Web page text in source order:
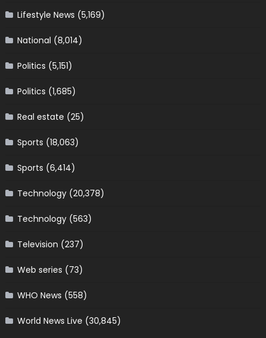
Lifestyle News (5,169)
National (8,014)
Politics (5,151)
Politics (1,685)
Real estate (25)
Sports (18,063)
Sports (6,414)
Technology(20,378)
Technology(563)
Television (237)
Web series (73)
WHO News (558)
World News Live (30,845)